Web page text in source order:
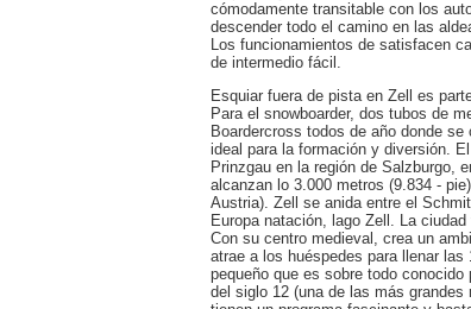
cómodamente transitable con los
descender todo el camino en las
Los funcionamientos de satisfacen
de intermedio fácil.
Esquiar fuera de pista en Zell es
Para el snowboarder, dos tubos de
Boardercross todos de año donde
ideal para la formación y diversión.
Prinzgau en la región de Salzburgo,
alcanzan lo 3.000 metros (9.834 -
Austria). Zell se anida entre el
Europa natación, lago Zell. La
Con su centro medieval, crea un
atrae a los huéspedes para llenar
pequeño que es sobre todo
del siglo 12 (una de las más